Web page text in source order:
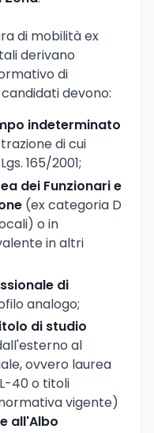
di mobilità ex
derivano
di
devono:
indeterminato
di cui
165/2001;
dei Funzionari e
(ex categoria D
o in
in altri
di
analogo;
di studio
al
ovvero laurea
40 o titoli
vigente)
all'Albo